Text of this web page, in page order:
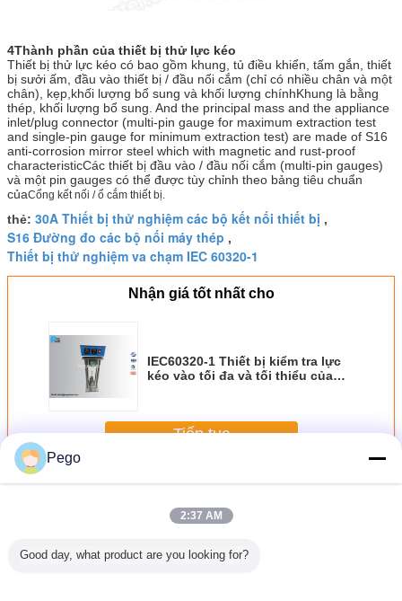
4Thành phần của thiết bị thử lực kéo
Thiết bị thử lực kéo có bao gồm khung, tủ điều khiển, tấm gắn, thiết
bị sưởi ấm, đầu vào thiết bị / đầu nối cắm (chỉ có nhiều chân và một
chân), kẹp,khối lượng bổ sung và khối lượng chínhKhung là bằng
thép, khối lượng bổ sung. And the principal mass and the appliance
inlet/plug connector (multi-pin gauge for maximum extraction test
and single-pin gauge for minimum extraction test) are made of S16
anti-corrosion mirror steel which with magnetic and rust-proof
characteristicCác thiết bị đầu vào / đầu nối cắm (multi-pin gauges)
và một pin gauges có thể được tùy chỉnh theo bảng tiêu chuẩn
củaCổng kết nối / ổ cắm thiết bị.
thẻ: 30A Thiết bị thử nghiệm các bộ kết nối thiết bị ,
S16 Đường đo các bộ nối máy thép ,
Thiết bị thử nghiệm va chạm IEC 60320-1
Nhận giá tốt nhất cho
IEC60320-1 Thiết bị kiểm tra lực
kéo vào tối đa và tối thiểu của
Tiếp tục
HơnThiết bị thử nghiệm các bộ kết nối thiết bị
Pego
2:37 AM
Good day, what product are you looking for?